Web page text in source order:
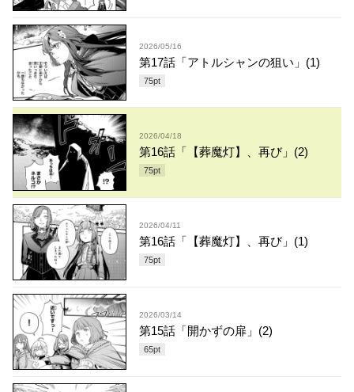
2026/05/16
第17話「アトルシャンの狙い」(1)
75pt
2026/04/18
第16話「【葬魔灯】、再び」(2)
75pt
2026/04/11
第16話「【葬魔灯】、再び」(1)
75pt
2026/03/14
第15話「開かずの扉」(2)
65pt